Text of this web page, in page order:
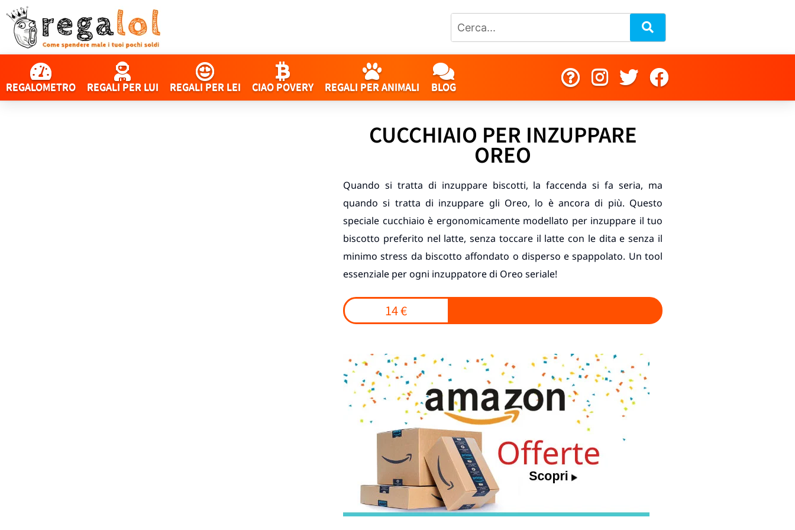
REGALOMETRO REGALI PER LUI REGALI PER LEI CIAO POVERY REGALI PER ANIMALI BLOG
CUCCHIAIO PER INZUPPARE
OREO
Quando si tratta di inzuppare biscotti, la faccenda si fa seria, ma
quando si tratta di inzuppare gli Oreo, lo è ancora di più. Questo
speciale cucchiaio è ergonomicamente modellato per inzuppare il tuo
biscotto preferito nel latte, senza toccare il latte con le dita e senza il
minimo stress da biscotto affondato o disperso e spappolato. Un tool
essenziale per ogni inzuppatore di Oreo seriale!
14 €